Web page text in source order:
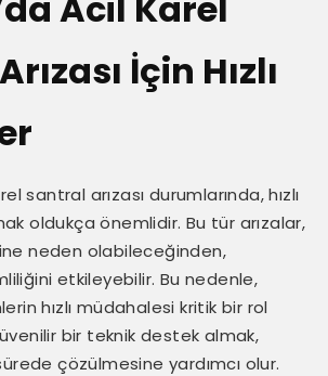
İçin Hızlı
santral arızası durumlarında, hızlı
oldukça önemlidir. Bu tür arızalar,
neden olabileceğinden,
etkileyebilir. Bu nedenle,
hızlı müdahalesi kritik bir rol
bir teknik destek almak,
çözülmesine yardımcı olur.